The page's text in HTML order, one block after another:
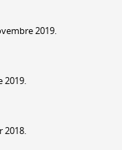
2019.
2019.
2018.